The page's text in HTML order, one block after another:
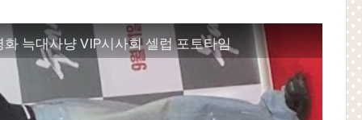
늑대사냥 VIP시사회 셀럽 포토타임